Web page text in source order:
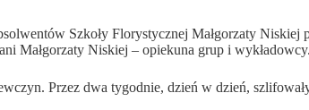
Szkoły Florystycznej Małgorzaty
Małgorzaty Niskiej – opiekuna grup i wykładowcy.
Przez dwa tygodnie, dzień w dzień,